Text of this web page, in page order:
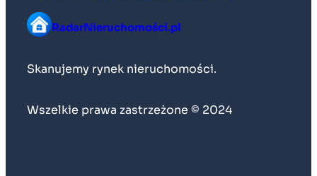
RadarNieruchomości.pl
Skanujemy rynek nieruchomości.
Wszelkie prawa zastrzeżone © 2024